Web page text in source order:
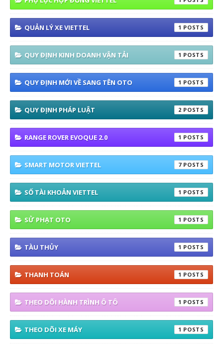
QUẢN LÝ XE VIETTEL 1
QUY ĐỊNH KINH DOANH VẬN TẢI 1
QUY ĐỊNH MỚI VỀ SANG TÊN OTO 1
QUY ĐỊNH PHÁP LUẬT 2
RANGE ROVER EVOQUE 2.0 1
SMART MOTOR VIETTEL 7
SỐ TÀI KHOẢN VIETTEL 1
SỬ PHẠT OTO 1
TÀU THỦY 1
THANH TOÁN 1
THEO DÕI HÀNH TRÌNH Ô TÔ 1
THEO DÕI XE MÁY 1